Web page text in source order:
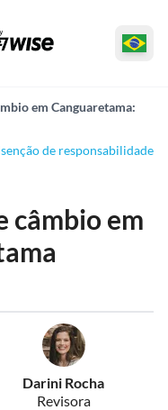
em Canguaretama:
de responsabilidade
câmbio em
Darini Rocha
Revisora